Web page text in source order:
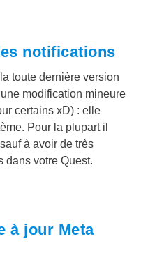
notifications
toute dernière version
modification mineure
certains xD) : elle
Pour la plupart il
à avoir de très
dans votre Quest.
à jour Meta